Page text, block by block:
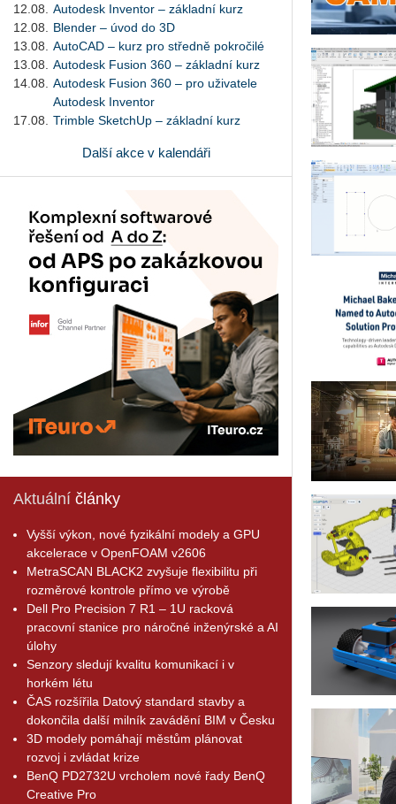
12.08.
Autodesk Inventor – základní kurz
12.08.
Blender – úvod do 3D
13.08.
AutoCAD – kurz pro středně pokročilé
13.08.
Autodesk Fusion 360 – základní kurz
14.08.
Autodesk Fusion 360 – pro uživatele
Autodesk Inventor
17.08.
Trimble SketchUp – základní kurz
Další akce v kalendáři
Aktuální články
Vyšší výkon, nové fyzikální modely a GPU
akcelerace v OpenFOAM v2606
MetraSCAN BLACK2 zvyšuje flexibilitu při
rozměrové kontrole přímo ve výrobě
Dell Pro Precision 7 R1 – 1U racková
pracovní stanice pro náročné inženýrské a AI
úlohy
Senzory sledují kvalitu komunikací i v
horkém létu
ČAS rozšířila Datový standard stavby a
dokončila další milník zavádění BIM v Česku
3D modely pomáhají městům plánovat
rozvoj i zvládat krize
BenQ PD2732U vrcholem nové řady BenQ
Creative Pro